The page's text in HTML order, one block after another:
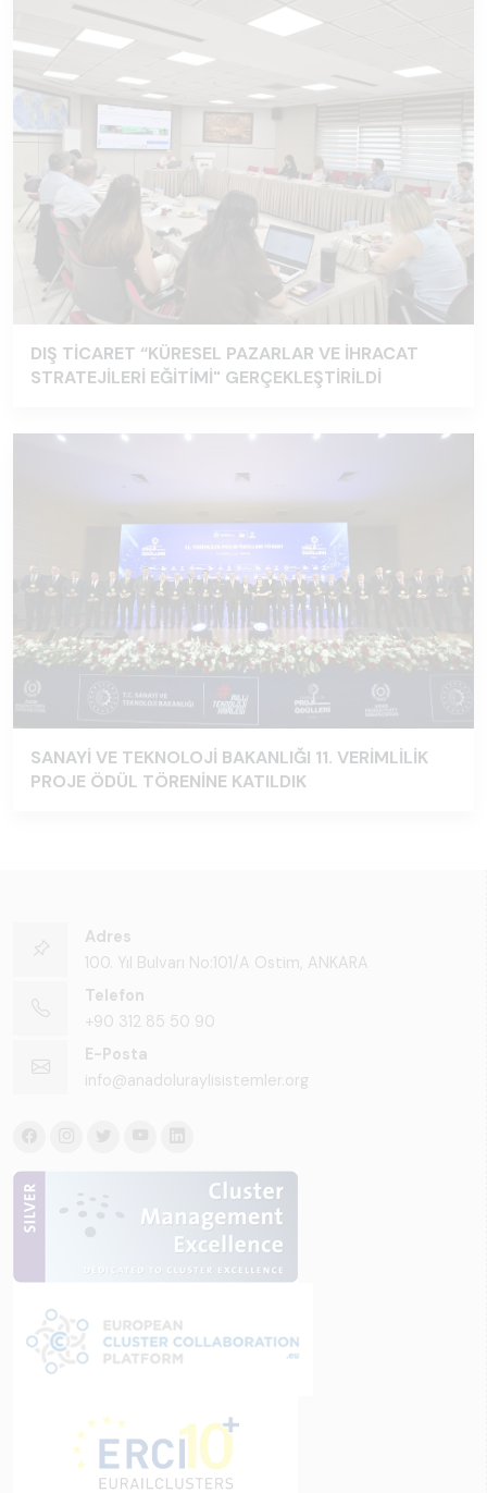
DIŞ TİCARET “KÜRESEL PAZARLAR VE İHRACAT
STRATEJİLERİ EĞİTİMİ" GERÇEKLEŞTİRİLDİ
SANAYİ VE TEKNOLOJİ BAKANLIĞI 11. VERİMLİLİK
PROJE ÖDÜL TÖRENİNE KATILDIK
Adres
100. Yıl Bulvarı No:101/A Ostim, ANKARA
Telefon
+90 312 85 50 90
E-Posta
info@anadoluraylisistemler.org